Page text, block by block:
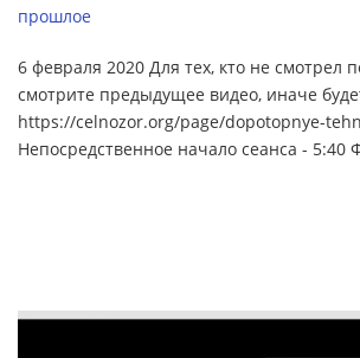
прошлое
6 февраля 2020 Для тех, кто не смотрел
смотрите предыдущее видео, иначе
https://celnozor.org/page/dopotopnye-
Непосредственное начало сеанса - 5:40